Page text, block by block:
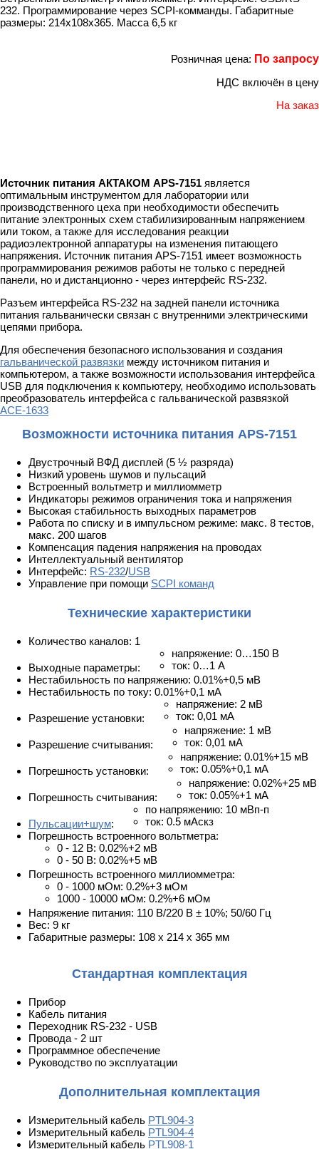
232. Программирование через SCPI-комманды. Габаритные
размеры: 214х108х365. Масса 6,5 кг
Розничная цена: По запросу
НДС включён в цену
На заказ
Источник питания АКТАКОМ APS-7151 является
оптимальным инструментом для лаборатории или
производственного цеха при необходимости обеспечить
питание электронных схем стабилизированным напряжением
или током, а также для исследования реакции
радиоэлектронной аппаратуры на изменения питающего
напряжения. Источник питания APS-7151 имеет возможность
программирования режимов работы не только с передней
панели, но и дистанционно - через интерфейс RS-232.
Разъем интерфейса RS-232 на задней панели источника
питания гальванически связан с внутренними электрическими
цепями прибора.
Для обеспечения безопасного использования и создания
гальванической развязки между источником питания и
компьютером, а также возможности использования интерфейса
USB для подключения к компьютеру, необходимо использовать
преобразователь интерфейса с гальванической развязкой
АСЕ-1633
Возможности источника питания APS-7151
Двустрочный ВФД дисплей (5 ½ разряда)
Низкий уровень шумов и пульсаций
Встроенный вольтметр и миллиомметр
Индикаторы режимов ограничения тока и напряжения
Высокая стабильность выходных параметров
Работа по списку и в импульсном режиме: макс. 8 тестов,
макс. 200 шагов
Компенсация падения напряжения на проводах
Интеллектуальный вентилятор
Интерфейс: RS-232/USB
Управление при помощи SCPI команд
Технические характеристики
Количество каналов: 1
Выходные параметры:
напряжение: 0…150 В
ток: 0…1 А
Нестабильность по напряжению: 0.01%+0,5 мВ
Нестабильность по току: 0.01%+0,1 мА
Разрешение установки:
напряжение: 2 мВ
ток: 0,01 мА
Разрешение считывания:
напряжение: 1 мВ
ток: 0,01 мА
Погрешность установки:
напряжение: 0.01%+15 мВ
ток: 0.05%+0,1 мА
Погрешность считывания:
напряжение: 0.02%+25 мВ
ток: 0.05%+1 мА
Пульсации+шум:
по напряжению: 10 мВп-п
ток: 0.5 мАскз
Погрешность встроенного вольтметра:
0 - 12 В: 0.02%+2 мВ
0 - 50 В: 0.02%+5 мВ
Погрешность встроенного миллиомметра:
0 - 1000 мОм: 0.2%+3 мОм
1000 - 10000 мОм: 0.2%+6 мОм
Напряжение питания: 110 В/220 В ± 10%; 50/60 Гц
Вес: 9 кг
Габаритные размеры: 108 х 214 х 365 мм
Стандартная комплектация
Прибор
Кабель питания
Переходник RS-232 - USB
Провода - 2 шт
Программное обеспечение
Руководство по эксплуатации
Дополнительная комплектация
Измерительный кабель PTL904-3
Измерительный кабель PTL904-4
Измерительный кабель PTL908-1